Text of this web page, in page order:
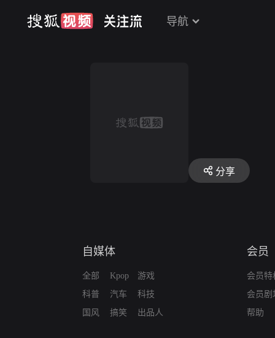
导航
分享
自媒体
全部
科普
国风
Kpop
汽车
搞笑
游戏
科技
出品人
会员
会员特
会员剧
帮助